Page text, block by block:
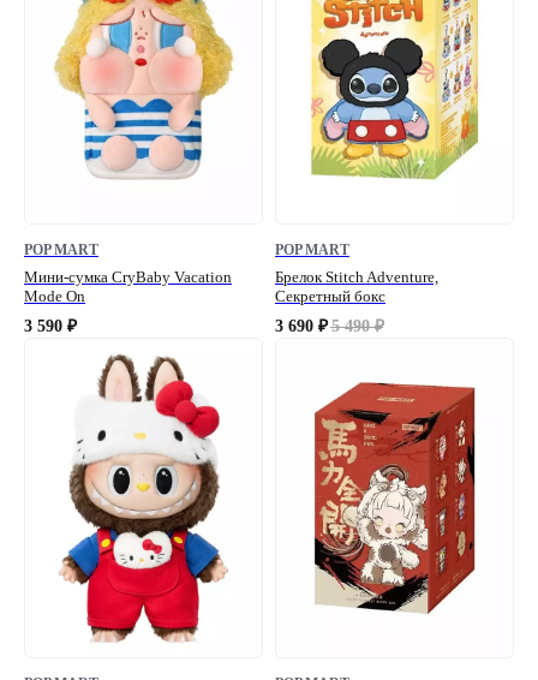
Мини-сумка CryBaby Vacation
Mode On
3 590 ₽
POP MART
Брелок Stitch Adventure,
Секретный бокс
3 690 ₽ 5 490 ₽
POP MART